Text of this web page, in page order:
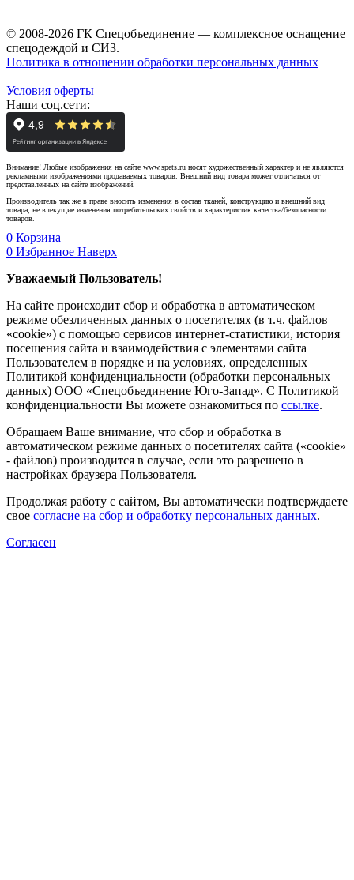
© 2008-2026 ГК Спецобъединение — комплексное оснащение
спецодеждой и СИЗ.
Политика в отношении обработки персональных данных
Условия оферты
Наши соц.сети:
Внимание! Любые изображения на сайте www.spets.ru носят художественный характер и не являются
рекламными изображениями продаваемых товаров. Внешний вид товара может отличаться от
представленных на сайте изображений.
Производитель так же в праве вносить изменения в состав тканей, конструкцию и внешний вид
товара, не влекущие изменения потребительских свойств и характеристик качества/безопасности
товаров.
0 Корзина
0 Избранное Наверх
Уважаемый Пользователь!
На сайте происходит сбор и обработка в автоматическом
режиме обезличенных данных о посетителях (в т.ч. файлов
«cookie») с помощью сервисов интернет-статистики, история
посещения сайта и взаимодействия с элементами сайта
Пользователем в порядке и на условиях, определенных
Политикой конфиденциальности (обработки персональных
данных) ООО «Спецобъединение Юго-Запад». С Политикой
конфиденциальности Вы можете ознакомиться по ссылке.
Обращаем Ваше внимание, что сбор и обработка в
автоматическом режиме данных о посетителях сайта («cookie»
- файлов) производится в случае, если это разрешено в
настройках браузера Пользователя.
Продолжая работу с сайтом, Вы автоматически подтверждаете
свое согласие на сбор и обработку персональных данных.
Согласен